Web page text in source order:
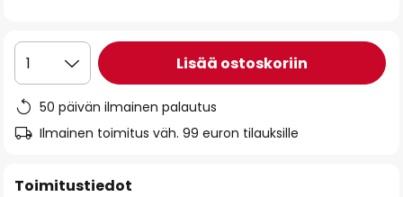
1 Lisää ostoskoriin
50 päivän ilmainen palautus
Ilmainen toimitus väh. 99 euron tilauksille
Toimitustiedot